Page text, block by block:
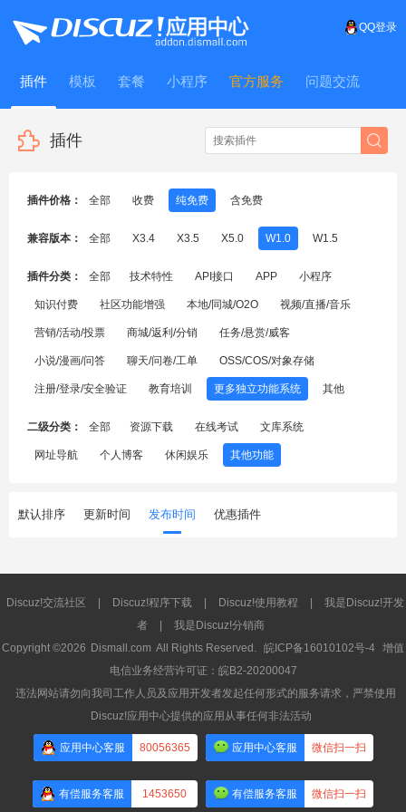
QQ登录
插件 模板 套餐 小程序 官方服务 问题交流
WitFrame
插件
插件价格： 全部 收费 纯免费 含免费
兼容版本： 全部 X3.4 X3.5 X5.0 W1.0 W1.5
插件分类： 全部 技术特性 API接口 APP 小程序
知识付费 社区功能增强 本地/同城/O2O 视频/直播/音乐
营销/活动/投票 商城/返利/分销 任务/悬赏/威客
小说/漫画/问答 聊天/问卷/工单 OSS/COS/对象存储
注册/登录/安全验证 教育培训 更多独立功能系统 其他
二级分类： 全部 资源下载 在线考试 文库系统
网址导航 个人博客 休闲娱乐 其他功能
默认排序 更新时间 发布时间 优惠插件
Discuz!交流社区 Discuz!程序下载 Discuz!使用教程
我是Discuz!开发
者
我是Discuz!分销商
Copyright ©2026 Dismall.com All Rights Reserved. 皖ICP备16010102号-4 增值
电信业务经营许可证：皖B2-20200047
违法网站请勿向我司工作人员及应用开发者发起任何形式的服务请求，严禁使用
Discuz!应用中心提供的应用从事任何非法活动
应用中心客服 80056365 应用中心客服 微信扫一扫
有偿服务客服 1453650 有偿服务客服 微信扫一扫